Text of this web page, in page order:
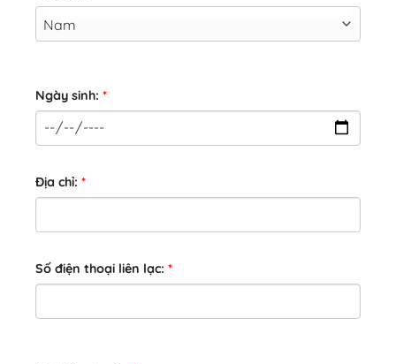
Ngày sinh: *
Địa chỉ: *
Số điện thoại liên lạc: *